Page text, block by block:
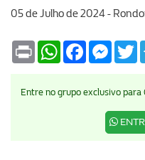
05 de Julho de 2024 -
Print WhatsAppFacebook
Entre no grupo exclusivo para